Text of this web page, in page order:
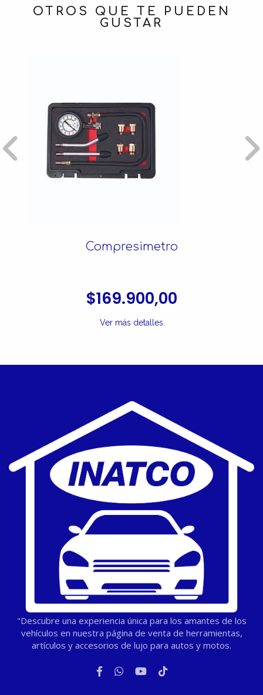
OTROS QUE TE PUEDEN
GUSTAR
Compresimetro
$169.900,00
Ver más detalles
"Descubre una experiencia única para los amantes de los
vehículos en nuestra página de venta de herramientas,
artículos y accesorios de lujo para autos y motos.